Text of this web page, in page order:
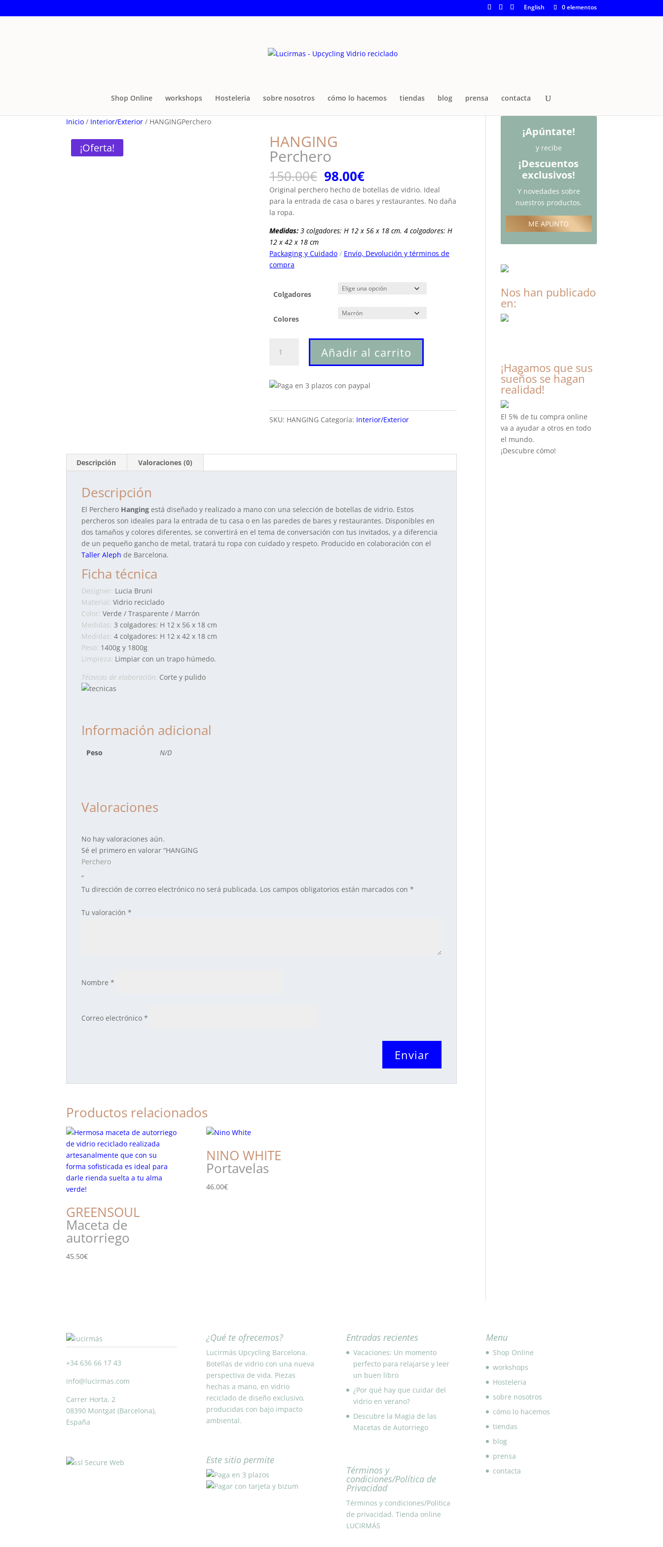
English 0 elementos
Shop Online workshops Hosteleria sobre nosotros cómo lo hacemos tiendas blog prensa contacta
Inicio / Interior/Exterior / HANGINGPerchero
¡Oferta! HANGING
Perchero
150.00€ El
precio
original
era:
98.00€El
precio
actual
es:
Original perchero hecho de botellas de vidrio. Ideal
para la entrada de casa o bares y restaurantes. No daña
la ropa.
Medidas: 3 colgadores: H 12 x 56 x 18 cm. 4 colgadores: H
12 x 42 x 18 cm
Packaging y Cuidado / Envío, Devolución y términos de
compra
Colgadores
Colores
cantidad
Añadir al carrito
SKU: HANGING Categoría: Interior/Exterior
Descripción Valoraciones (0)
Descripción
El Perchero Hanging está diseñado y realizado a mano con una selección de botellas de vidrio. Estos
percheros son ideales para la entrada de tu casa o en las paredes de bares y restaurantes. Disponibles en
dos tamaños y colores diferentes, se convertirá en el tema de conversación con tus invitados, y a diferencia
de un pequeño gancho de metal, tratará tu ropa con cuidado y respeto. Producido en colaboración con el
Taller Aleph de Barcelona.
Ficha técnica
Designer: Lucia Bruni
Material:Vidrio reciclado
Color:Verde / Trasparente / Marrón
Medidas: 3 colgadores: H 12 x 56 x 18 cm
Medidas: 4 colgadores: H 12 x 42 x 18 cm
Peso: 1400g y 1800g
Limpieza: Limpiar con un trapo húmedo.
Técnicas de elaboración: Corte y pulido
Información adicional
Peso N/D
Valoraciones
No hay valoraciones aún.
Sé el primero en valorar “HANGING
Perchero
”
Tu dirección de correo electrónico no será publicada. Los campos obligatorios están marcados con*
Tu valoración*
Nombre*
Correo electrónico*
Productos relacionados
GREENSOUL
Maceta de
autorriego
45.50€
NINO WHITE
Portavelas
46.00€
¡Apúntate!
y recibe
¡Descuentos
exclusivos!
Y novedades sobre
nuestros productos.
ME APUNTO
Nos han publicado
en:
¡Hagamos que sus
sueños se hagan
realidad!
El 5% de tu compra online
va a ayudar a otros en todo
el mundo.
¡Descubre cómo!
+34 636 66 17 43
info@lucirmas.com
Carrer Horta, 2
08390 Montgat (Barcelona),
España
¿Qué te ofrecemos?
Lucirmás Upcycling Barcelona.
Botellas de vidrio con una nueva
perspectiva de vida. Piezas
hechas a mano, en vidrio
reciclado de diseño exclusivo,
producidas con bajo impacto
ambiental.
Este sitio permite
Entradas recientes
Vacaciones: Un momento
perfecto para relajarse y leer
un buen libro
¿Por qué hay que cuidar del
vidrio en verano?
Descubre la Magia de las
Macetas de Autorriego
Términos y
condiciones/Política de
Privacidad
Términos y condiciones/Politica
de privacidad. Tienda online
LUCIRMÁS
Menu
Shop Online
workshops
Hosteleria
sobre nosotros
cómo lo hacemos
tiendas
blog
prensa
contacta